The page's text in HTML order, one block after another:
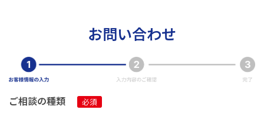
お問い合わせ
ご相談の種類